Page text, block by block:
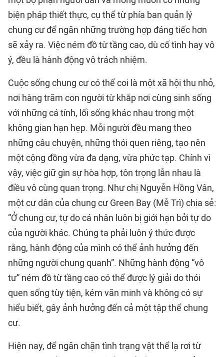
biện pháp thiết thực, cụ thể từ phía ban quản lý
chung cư để ngăn những trường hợp đáng tiếc hơn
sẽ xảy ra. Việc ném đồ từ tầng cao, dù cố tình hay vô
ý, đều là hành động vô trách nhiệm.
Cuộc sống chung cư có thể coi là một xã hội thu nhỏ,
nơi hàng trăm con người từ khắp nơi cùng sinh sống
với những cá tính, lối sống khác nhau trong một
không gian hạn hẹp. Mỗi người đều mang theo
những câu chuyện, những thói quen riêng, tạo nên
một cộng đồng vừa đa dạng, vừa phức tạp. Chính vì
vậy, việc giữ gìn sự hòa hợp, tôn trọng lẫn nhau là
điều vô cùng quan trọng. Như chị Nguyễn Hồng Vân,
một cư dân của chung cư Green Bay (Mễ Trì) chia sẻ:
“Ở chung cư, tự do cá nhân luôn bị giới hạn bởi tự do
của người khác. Chúng ta phải luôn ý thức được
rằng, hành động của mình có thể ảnh hưởng đến
những người chung quanh”. Những hành động “vô
tư” ném đồ từ tầng cao có thể được lý giải do thói
quen sống tùy tiện, kém văn minh và không có sự
hiểu biết, gây ảnh hưởng đến cả một tập thể chung
cư.
Hiện nay, để ngăn chặn tình trạng vật thể lạ rơi từ